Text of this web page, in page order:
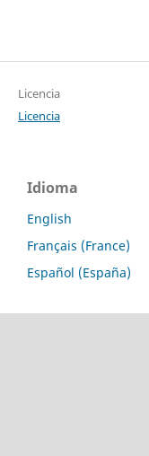
Licencia
Licencia
Idioma
English
Français (France)
Español (España)